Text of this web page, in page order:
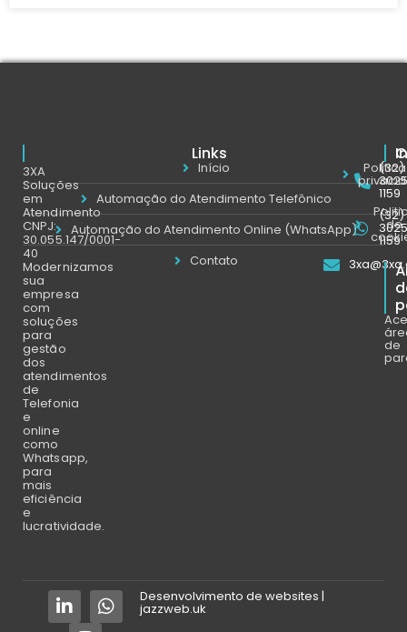
3XA
Soluções
em
Atendimento
CNPJ:
30.055.147/0001-
40
Modernizamos
sua
empresa
com
soluções
para
gestão
dos
atendimentos
de
Telefonia
e
online
como
Whatsapp,
para
mais
eficiência
e
lucratividade.
Links
Início
Automação do Atendimento Telefônico
Automação do Atendimento Online (WhatsApp)
Contato
(32)
1159
(32)
1159
de
de
Desenvolvimento de websites |
jazzweb.uk